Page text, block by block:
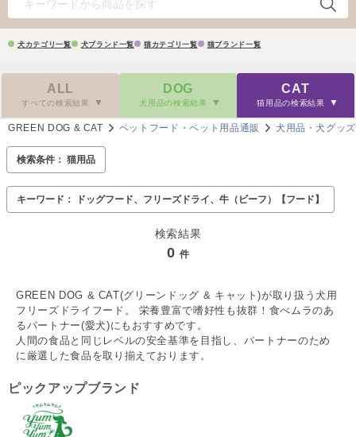
犬カテゴリ一覧 犬ブランド一覧 猫カテゴリ一覧 猫ブランド一覧
ALL
すべての検索結果
DOG
犬用品の検索結果
CAT
猫用品の検索結果
GREEN DOG & CAT ペットフード・ペット用品通販 犬用品・犬グッズ
検索条件： 猫用品
キーワード： ドッグフード、フリーズドライ、牛（ビーフ）【フード】
検索結果
0 件
GREEN DOG & CAT(グリーンドッグ & キャット)が取り扱う犬用
フリーズドライフード。 栄養豊富で嗜好性も抜群！食べムラのあ
るパートナー(愛犬)にもおすすめです。
人間の食品と同じレベルの安全基準を目指し、パートナーのため
に厳選した食品を取り揃えております。
ピックアップブランド